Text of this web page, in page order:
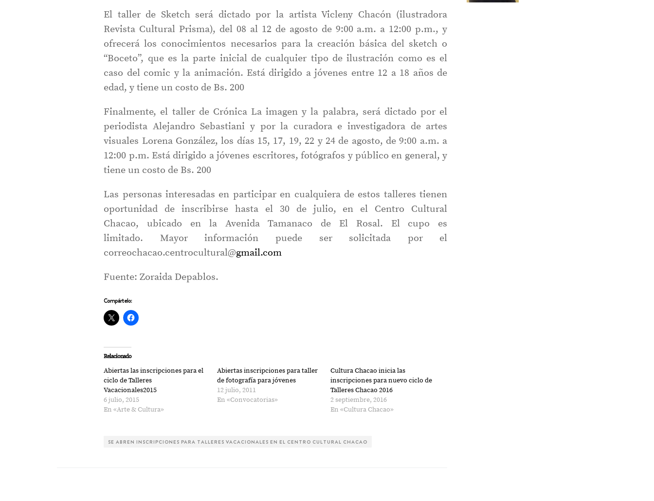
El taller de Sketch será dictado por la artista Vicleny Chacón (ilustradora
Revista Cultural Prisma), del 08 al 12 de agosto de 9:00 a.m. a 12:00 p.m., y
ofrecerá los conocimientos necesarios para la creación básica del sketch o
“Boceto”, que es la parte inicial de cualquier tipo de ilustración como es el
caso del comic y la animación. Está dirigido a jóvenes entre 12 a 18 años de
edad, y tiene un costo de Bs. 200
Finalmente, el taller de Crónica La imagen y la palabra, será dictado por el
periodista Alejandro Sebastiani y por la curadora e investigadora de artes
visuales Lorena González, los días 15, 17, 19, 22 y 24 de agosto, de 9:00 a.m. a
12:00 p.m. Está dirigido a jóvenes escritores, fotógrafos y público en general, y
tiene un costo de Bs. 200
Las personas interesadas en participar en cualquiera de estos talleres tienen
oportunidad de inscribirse hasta el 30 de julio, en el Centro Cultural
Chacao, ubicado en la Avenida Tamanaco de El Rosal. El cupo es
limitado. Mayor información puede ser solicitada por el
correochacao.centrocultural@gmail.com
Fuente: Zoraida Depablos.
Compártelo:
Relacionado
Abiertas las inscripciones para el
ciclo de Talleres
Vacacionales2015
6 julio, 2015
En «Arte & Cultura»
Abiertas inscripciones para taller
de fotografía para jóvenes
12 julio, 2011
En «Convocatorias»
Cultura Chacao inicia las
inscripciones para nuevo ciclo de
Talleres Chacao 2016
2 septiembre, 2016
En «Cultura Chacao»
SE ABREN INSCRIPCIONES PARA TALLERES VACACIONALES EN EL CENTRO CULTURAL CHACAO